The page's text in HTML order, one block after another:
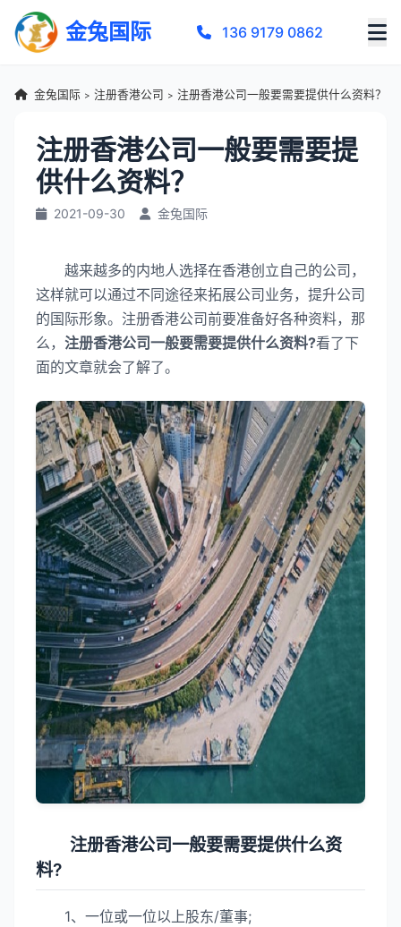
金兔国际 136 9179 0862
金兔国际 > 注册香港公司 > 注册香港公司一般要需要提供什么资料？
注册香港公司一般要需要提
供什么资料？
2021-09-30 金兔国际
越来越多的内地人选择在香港创立自己的公司，
这样就可以通过不同途径来拓展公司业务，提升公司
的国际形象。注册香港公司前要准备好各种资料，那
么， 注册香港公司一般要需要提供什么资料?看了下
面的文章就会了解了。
注册香港公司一般要需要提供什么资
料?
1、一位或一位以上股东/董事;